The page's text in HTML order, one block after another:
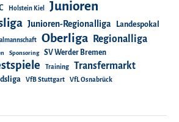
Holstein Kiel Junioren
Junioren-Regionalliga
Landespokal
Oberliga Regionalliga
Sponsoring SV Werder Bremen
Training Transfermarkt
VfB Stuttgart VfL Osnabrück